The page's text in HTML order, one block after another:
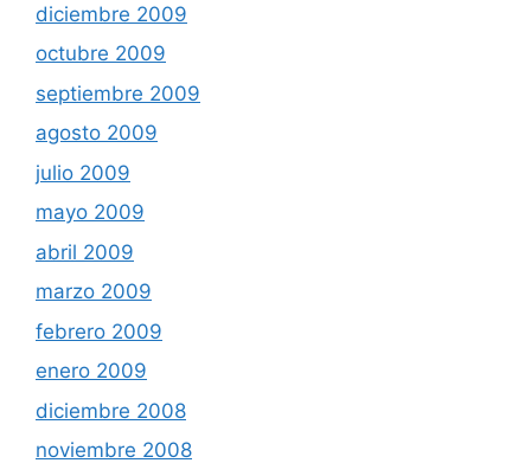
diciembre 2009
octubre 2009
septiembre 2009
agosto 2009
julio 2009
mayo 2009
abril 2009
marzo 2009
febrero 2009
enero 2009
diciembre 2008
noviembre 2008